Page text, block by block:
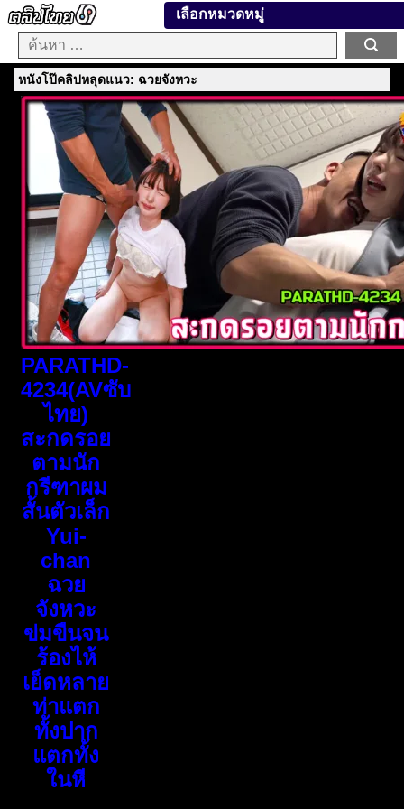
เลือกหมวดหมู่
หนังโป๊คลิปหลุดแนว: ฉวยจังหวะ
PARATHD-
4234(AVซับ
ไทย)
สะกดรอย
ตามนัก
กรีฑาผม
สั้นตัวเล็ก
Yui-
chan
ฉวย
จังหวะ
ข่มขืนจน
ร้องไห้
เย็ดหลาย
ท่าแตก
ทั้งปาก
แตกทั้ง
ในหี